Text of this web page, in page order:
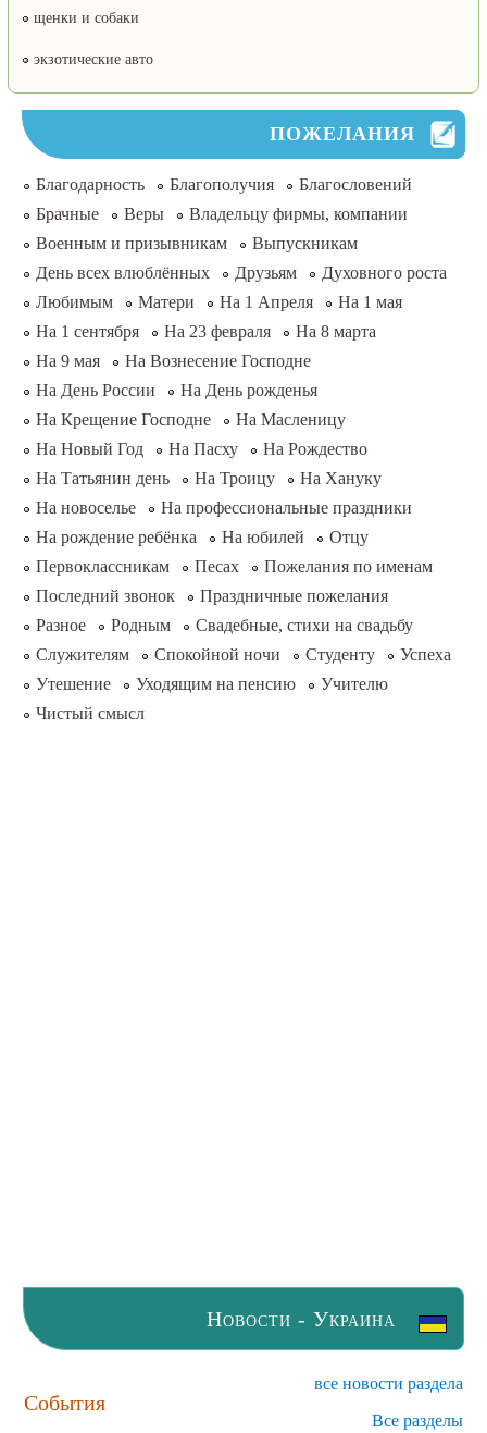
щенки и собаки
экзотические авто
ПОЖЕЛАНИЯ
Благодарность Благополучия
Благословений
Брачные
Веры
Владельцу фирмы, компании
Военным и призывникам
Выпускникам
День всех влюблённых
Друзьям
Духовного роста
Любимым
Матери На 1 Апреля
На 1 мая
На 1 сентября
На 23 февраля
На 8 марта
На 9 мая
На Вознесение Господне
На День России
На День рожденья
На Крещение Господне
На Масленицу
На Новый Год
На Пасху
На Рождество
На Татьянин день
На Троицу
На Хануку
На новоселье
На профессиональные праздники
На рождение ребёнка
На юбилей
Отцу
Первоклассникам
Песах
Пожелания по именам
Последний звонок
Праздничные пожелания
Разное
Родным
Свадебные, стихи на свадьбу
Служителям
Спокойной ночи Студенту
Успеха
Утешение
Уходящим на пенсию
Учителю
Чистый смысл
Новости - Украина
События
все новости раздела
Все разделы